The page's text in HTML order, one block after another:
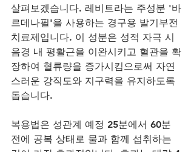
살펴보겠습니다. 레비트라는 주성분 '바
르데나필'을 사용하는 경구용 발기부전
치료제입니다. 이 성분은 성적 자극 시
음경 내 평활근을 이완시키고 혈관을 확
장하여 혈류량을 증가시킴으로써 자연
스러운 강직도와 지구력을 유지하도록
돕습니다.
복용법은 성관계 예정 25분에서 60분
전에 공복 상태로 물과 함께 섭취하는